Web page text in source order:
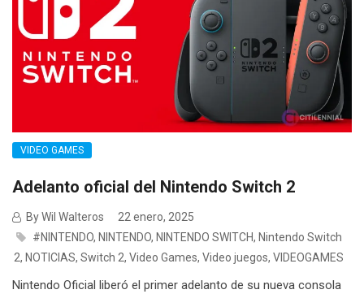
VIDEO GAMES
Adelanto oficial del Nintendo Switch 2
By Wil Walteros
22 enero, 2025
#NINTENDO, NINTENDO, NINTENDO SWITCH, Nintendo Switch
2, NOTICIAS, Switch 2, Video Games, Video juegos, VIDEOGAMES
Nintendo Oficial liberó el primer adelanto de su nueva consola